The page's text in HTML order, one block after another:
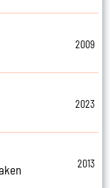
2009
2023
2013